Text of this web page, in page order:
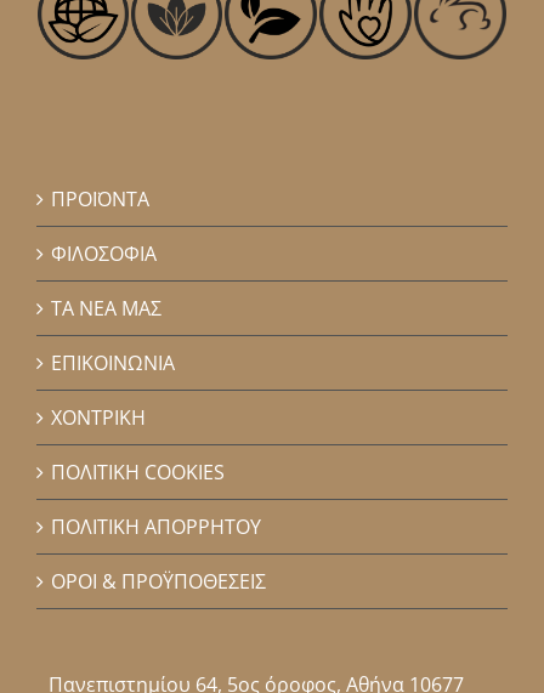
ΠΡΟΪΟΝΤΑ
ΦΙΛΟΣΟΦΙΑ
ΤΑ ΝΕΑ ΜΑΣ
ΕΠΙΚΟΙΝΩΝΙΑ
ΧΟΝΤΡΙΚΗ
ΠΟΛΙΤΙΚΗ COOKIES
ΠΟΛΙΤΙΚΗ ΑΠΟΡΡΗΤΟΥ
ΟΡΟΙ & ΠΡΟΫΠΟΘΕΣΕΙΣ
Πανεπιστημίου 64, 5ος όροφος, Αθήνα 10677